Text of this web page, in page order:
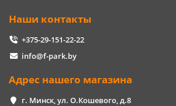
Наши контакты
+375-29-151-22-22
info@f-park.by
Адрес нашего магазина
г. Минск, ул. О.Кошевого, д.8